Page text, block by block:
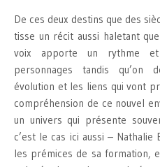
De ces deux destins que des
tisse un récit aussi haletant
voix apporte un rythme
personnages tandis qu’on
évolution et les liens qui vont
compréhension de ce nouvel
un univers qui présente
c’est le cas ici aussi –
les prémices de sa formation,